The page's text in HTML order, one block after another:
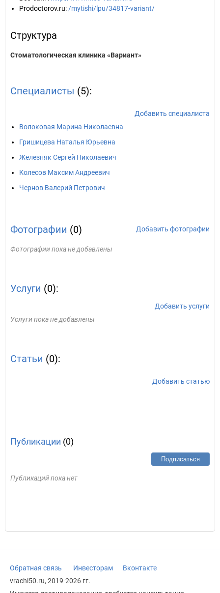
Prodoctorov.ru: /mytishi/lpu/34817-variant/
Структура
Стоматологическая клиника «Вариант»
Специалисты (5):
Добавить специалиста
Волоковая Марина Николаевна
Гришицева Наталья Юрьевна
Железняк Сергей Николаевич
Колесов Максим Андреевич
Чернов Валерий Петрович
Фотографии (0) Добавить фотографии
Фотографии пока не добавлены
Услуги (0):
Добавить услуги
Услуги пока не добавлены
Статьи (0):
Добавить статью
Публикации (0)
Подписаться
Публикаций пока нет
Обратная связь Инвесторам
Вконтакте
vrachi50.ru, 2019-2026 гг.